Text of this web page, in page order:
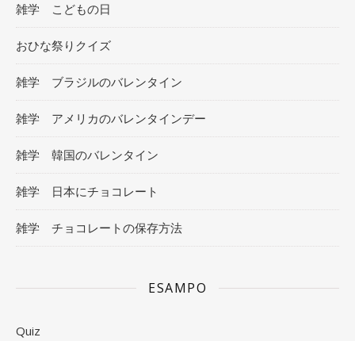
雑学 こどもの日
おひな祭りクイズ
雑学 ブラジルのバレンタイン
雑学 アメリカのバレンタインデー
雑学 韓国のバレンタイン
雑学 日本にチョコレート
雑学 チョコレートの保存方法
ESAMPO
Quiz